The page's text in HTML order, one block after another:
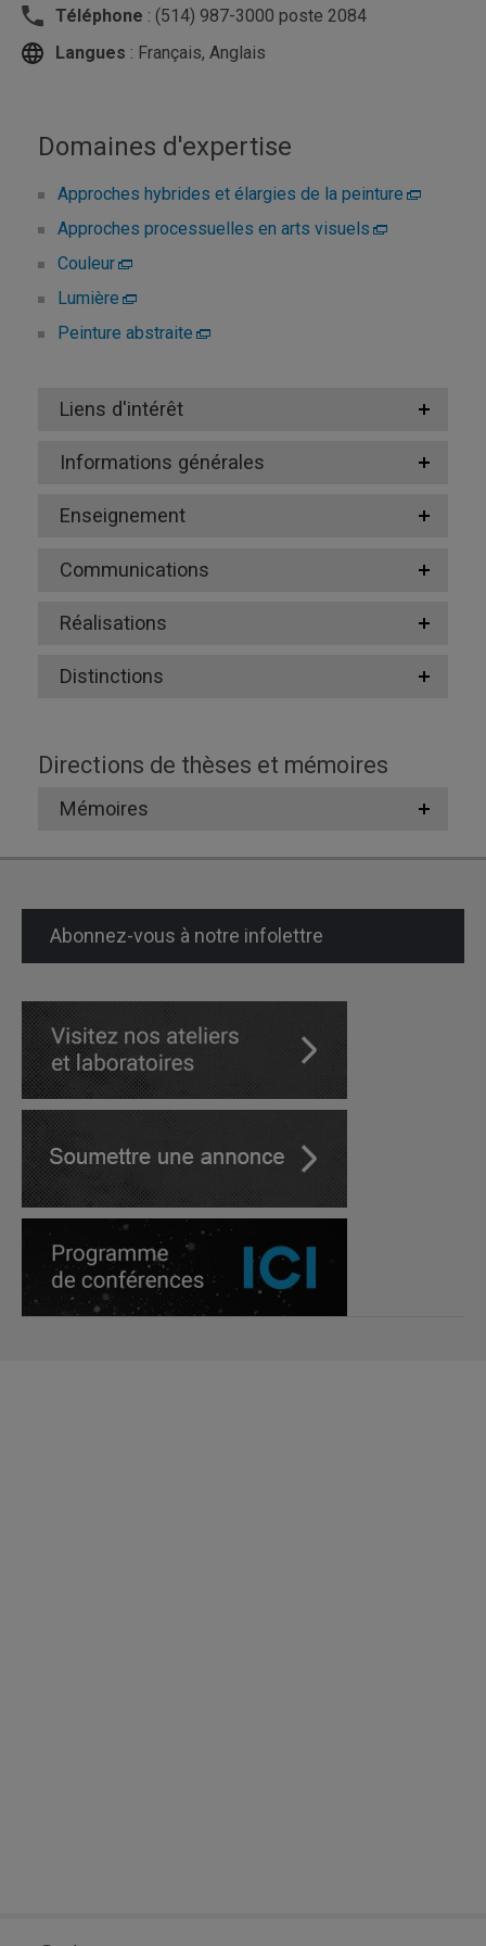
Téléphone : (514) 987-3000 poste 2084
Langues : Français, Anglais
Domaines d'expertise
Approches hybrides et élargies de la peinture
Approches processuelles en arts visuels
Couleur
Lumière
Peinture abstraite
Liens d'intérêt
Informations générales
Enseignement
Communications
Réalisations
Distinctions
Directions de thèses et mémoires
Mémoires
Abonnez-vous à notre infolettre